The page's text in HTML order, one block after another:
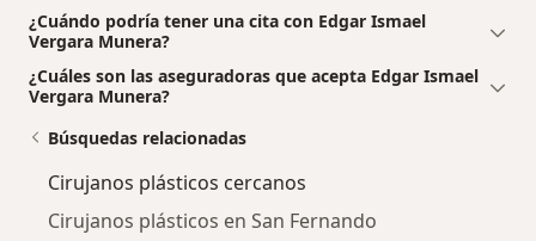
¿Cuándo podría tener una cita con Edgar Ismael
Vergara Munera?
¿Cuáles son las aseguradoras que acepta Edgar Ismael
Vergara Munera?
Búsquedas relacionadas
Cirujanos plásticos cercanos
Cirujanos plásticos en San Fernando